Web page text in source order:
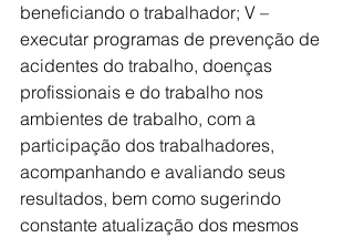
beneficiando o trabalhador; V –
executar programas de prevenção de
acidentes do trabalho, doenças
profissionais e do trabalho nos
ambientes de trabalho, com a
participação dos trabalhadores,
acompanhando e avaliando seus
resultados, bem como sugerindo
constante atualização dos mesmos